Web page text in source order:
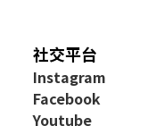
社交平台
Instagram
Facebook
Youtube